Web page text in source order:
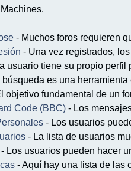
- Muchos foros requieren
- Una vez registrados,
usuario tiene su propio perfil
búsqueda es una
objetivo fundamental de un
Code (BBC)- Los
- Los usuarios
- La lista de usuarios
- Los usuarios pueden hacer
- Aquí hay una lista de las